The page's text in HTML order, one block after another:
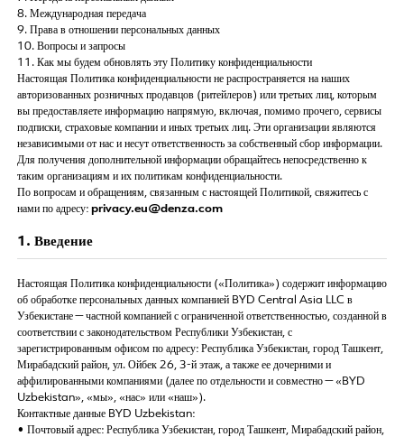
8. Международная передача
9. Права в отношении персональных данных
10. Вопросы и запросы
11. Как мы будем обновлять эту Политику конфиденциальности
Настоящая Политика конфиденциальности не распространяется на наших
авторизованных розничных продавцов (ритейлеров) или третьих лиц, которым
вы предоставляете информацию напрямую, включая, помимо прочего, сервисы
подписки, страховые компании и иных третьих лиц. Эти организации являются
независимыми от нас и несут ответственность за собственный сбор информации.
Для получения дополнительной информации обращайтесь непосредственно к
таким организациям и их политикам конфиденциальности.
По вопросам и обращениям, связанным с настоящей Политикой, свяжитесь с
нами по адресу: privacy.eu@denza.com
1. Введение
Настоящая Политика конфиденциальности («Политика») содержит информацию
об обработке персональных данных компанией BYD Central Asia LLC в
Узбекистане — частной компанией с ограниченной ответственностью, созданной в
соответствии с законодательством Республики Узбекистан, с
зарегистрированным офисом по адресу: Республика Узбекистан, город Ташкент,
Мирабадский район, ул. Ойбек 26, 3-й этаж, а также ее дочерними и
аффилированными компаниями (далее по отдельности и совместно — «BYD
Uzbekistan», «мы», «нас» или «наш»).
Контактные данные BYD Uzbekistan:
• Почтовый адрес: Республика Узбекистан, город Ташкент, Мирабадский район,